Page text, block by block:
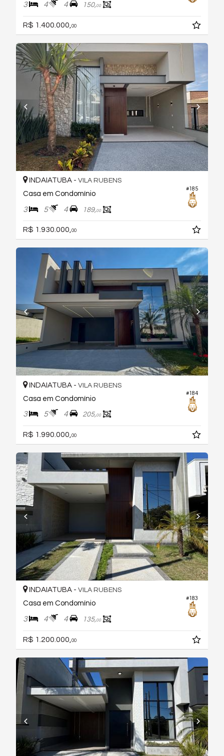
3 4 4 150,00
R$ 1.400.000, 00
#185
INDAIATUBA - VILA RUBENS
Casa em Condomínio
3 5 4 189,00
R$ 1.930.000,00
#184
INDAIATUBA - VILA RUBENS
Casa em Condomínio
3 5 4 205,00
R$ 1.990.000, 00
#183
INDAIATUBA - VILA RUBENS
Casa em Condomínio
3 4 4 135,00
R$ 1.200.000, 00